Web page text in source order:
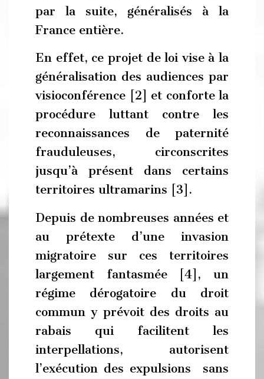
par la suite, généralisés à la
France entière.
En effet, ce projet de loi vise à la
généralisation des audiences par
visioconférence [2] et conforte la
procédure luttant contre les
reconnaissances de paternité
frauduleuses, circonscrites
jusqu’à présent dans certains
territoires ultramarins [3].
Depuis de nombreuses années et
au prétexte d’une invasion
migratoire sur ces territoires
largement fantasmée [4], un
régime dérogatoire du droit
commun y prévoit des droits au
rabais qui facilitent les
interpellations, autorisent
l’exécution des expulsions sans